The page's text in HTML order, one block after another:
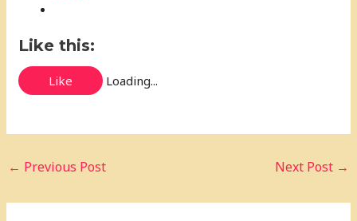
Like this:
Like Loading...
← Previous Post Next Post →